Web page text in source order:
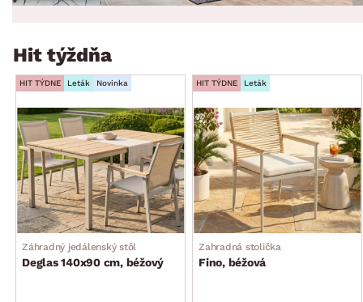
Hit týždňa
HIT TÝDNE Leták Novinka
Záhradný jedálenský stôl
Deglas 140x90 cm, béžový
HIT TÝDNE Leták
Zahradná stolička
Fino, béžová